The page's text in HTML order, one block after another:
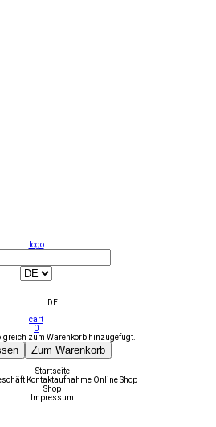
logo
DE
cart
0
zum Warenkorb hinzugefügt.
Zum Warenkorb
Startseite
Kontaktaufnahme Online Shop
Shop
Impressum